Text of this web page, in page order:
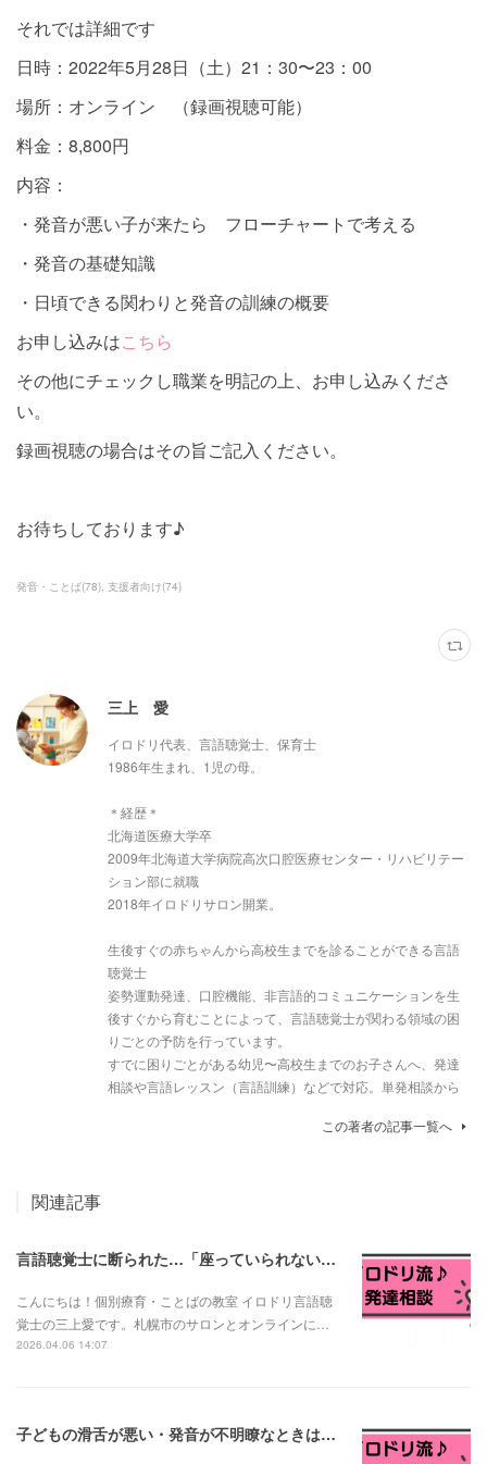
それでは詳細です
日時：2022年5月28日（土）21：30〜23：00
場所：オンライン （録画視聴可能）
料金：8,800円
内容：
・発音が悪い子が来たら フローチャートで考える
・発音の基礎知識
・日頃できる関わりと発音の訓練の概要
お申し込みはこちら
その他にチェックし職業を明記の上、お申し込みくださ
い。
録画視聴の場合はその旨ご記入ください。
お待ちしております♪
発音・ことば(78) 支援者向け(74)
三上 愛
イロドリ代表、言語聴覚士、保育士
1986年生まれ、1児の母。
＊経歴＊
北海道医療大学卒
2009年北海道大学病院高次口腔医療センター・リハビリテー
ション部に就職
2018年イロドリサロン開業。
生後すぐの赤ちゃんから高校生までを診ることができる言語
聴覚士
姿勢運動発達、口腔機能、非言語的コミュニケーションを生
後すぐから育むことによって、言語聴覚士が関わる領域の困
りごとの予防を行っています。
すでに困りごとがある幼児〜高校生までのお子さんへ、発達
相談や言語レッスン（言語訓練）などで対応。単発相談から
この著者の記事一覧へ
関連記事
言語聴覚士に断られた…「座っていられない子は言語訓練できない？」と言われたお母さんへ
こんにちは！個別療育・ことばの教室 イロドリ言語聴
覚士の三上愛です。札幌市のサロンとオンラインに…
2026.04.06 14:07
子どもの滑舌が悪い・発音が不明瞭なときは？発音の発達と様子見でいい場合・相談が必要な場合